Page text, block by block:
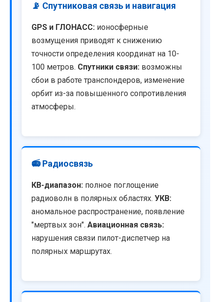
📡 Спутниковая связь и навигация
GPS и ГЛОНАСС: ионосферные
возмущения приводят к снижению
точности определения координат на 10-
100 метров. Спутники связи: возможны
сбои в работе транспондеров, изменение
орбит из-за повышенного сопротивления
атмосферы.
📻 Радиосвязь
КВ-диапазон: полное поглощение
радиоволн в полярных областях. УКВ:
аномальное распространение, появление
"мертвых зон". Авиационная связь:
нарушения связи пилот-диспетчер на
полярных маршрутах.